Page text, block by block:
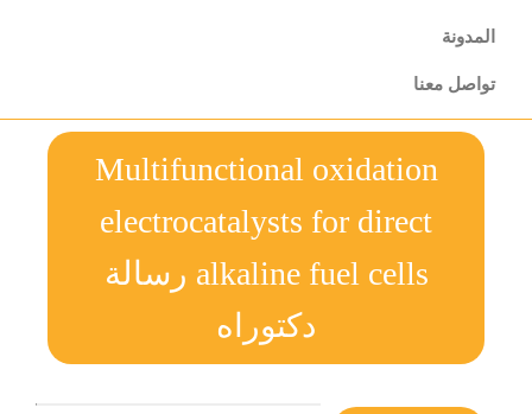
المدونة
تواصل معنا
Multifunctional oxidation
electrocatalysts for direct
alkaline fuel cells رسالة
دكتوراه